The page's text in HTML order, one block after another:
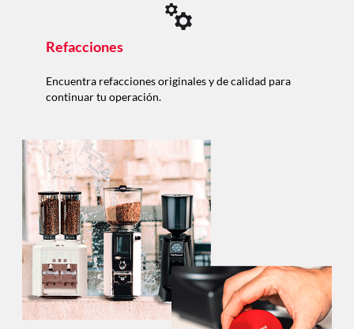
Refacciones
Encuentra refacciones originales y de calidad para
continuar tu operación.